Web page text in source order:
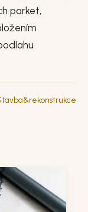
parket,